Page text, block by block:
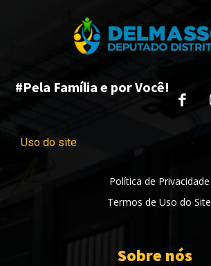
#Pela Família e por Você!
Uso do site
Política de Privacidade
Termos de Uso do Site
Sobre nós